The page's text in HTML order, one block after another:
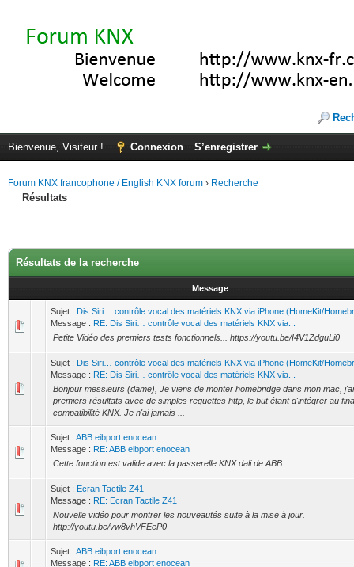
Bienvenue, Visiteur ! Connexion S’enregistrer
Forum KNX francophone / English KNX forum › Recherche
Résultats
Résultats de la recherche
Message
Sujet : Dis Siri… contrôle vocal des matériels KNX via iPhone (HomeKit/
Message : RE: Dis Siri… contrôle vocal des matériels KNX via...
Petite Vidéo des premiers tests fonctionnels... https://youtu.be/I4V1ZdguLi0
Sujet : Dis Siri… contrôle vocal des matériels KNX via iPhone (HomeKit/
Message : RE: Dis Siri… contrôle vocal des matériels KNX via...
Bonjour messieurs (dame), Je viens de monter homebridge dans mon mac,
premiers résultats avec de simples requettes http, le but étant d'intégrer au
compatibilité KNX. Je n'ai jamais ...
Sujet : ABB eibport enocean
Message : RE: ABB eibport enocean
Cette fonction est valide avec la passerelle KNX dali de ABB
Sujet : Ecran Tactile Z41
Message : RE: Ecran Tactile Z41
Nouvelle vidéo pour montrer les nouveautés suite à la mise à jour.
http://youtu.be/vw8vhVFEeP0
Sujet : ABB eibport enocean
Message : RE: ABB eibport enocean